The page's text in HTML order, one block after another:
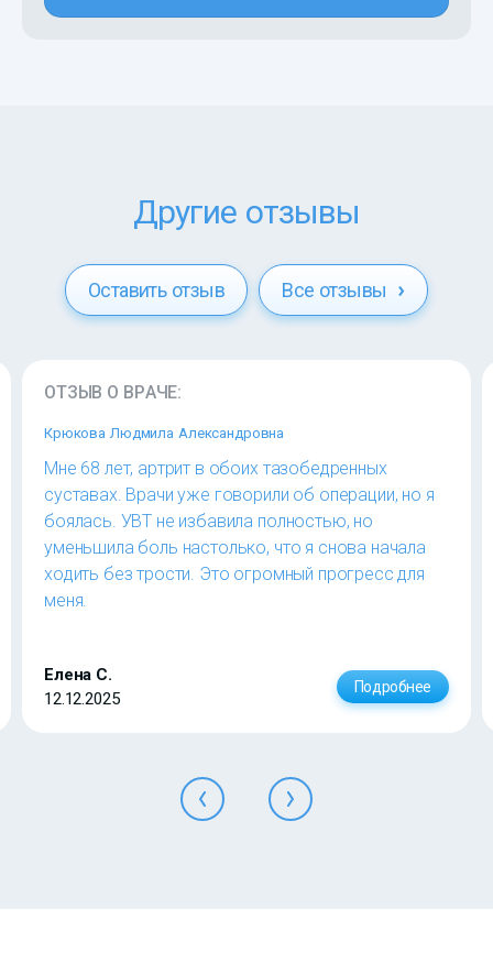
Другие отзывы
Оставить отзыв Все отзывы
ОТЗЫВ О ВРАЧЕ:
Крюкова Людмила Александровна
Мне 68 лет, артрит в обоих тазобедренных
суставах. Врачи уже говорили об операции, но я
боялась. УВТ не избавила полностью, но
уменьшила боль настолько, что я снова начала
ходить без трости. Это огромный прогресс для
меня.
Елена С.
12.12.2025
Подробнее